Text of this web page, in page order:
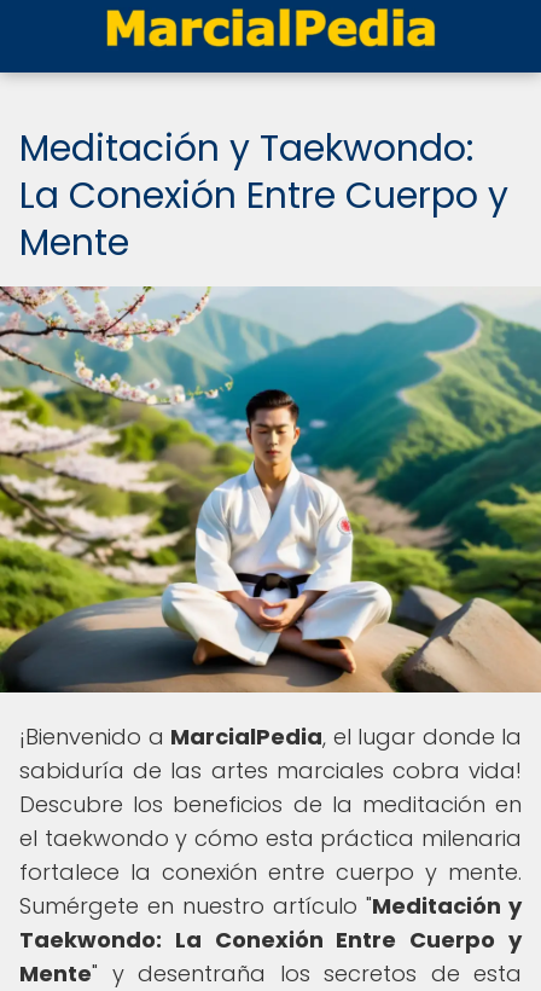
Meditación y Taekwondo:
La Conexión Entre Cuerpo y
Mente
¡Bienvenido a MarcialPedia, el lugar donde la
sabiduría de las artes marciales cobra vida!
Descubre los beneficios de la meditación en
el taekwondo y cómo esta práctica milenaria
fortalece la conexión entre cuerpo y mente.
Sumérgete en nuestro artículo "Meditación y
Taekwondo: La Conexión Entre Cuerpo y
Mente" y desentraña los secretos de esta